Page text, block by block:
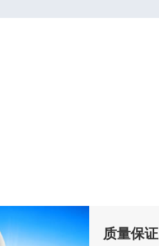
质量保证